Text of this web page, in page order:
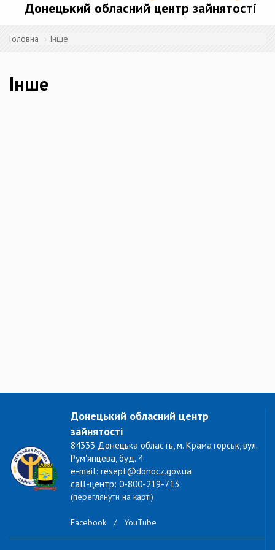
Донецький обласний центр зайнятості
Головна Інше
Інше
Донецький обласний центр
зайнятості
84333 Донецька область, м. Краматорськ, вул.
Рум'янцева, буд. 4
e-mail: resept@donocz.gov.ua
call-центр: 0-800-219-713
(переглянути на карті)
Facebook / YouTube